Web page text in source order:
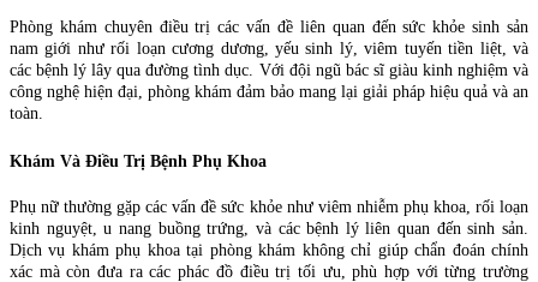
Phòng khám chuyên điều trị các vấn đề liên quan đến sức khỏe sinh sản
nam giới như rối loạn cương dương, yếu sinh lý, viêm tuyến tiền liệt, và
các bệnh lý lây qua đường tình dục. Với đội ngũ bác sĩ giàu kinh nghiệm và
công nghệ hiện đại, phòng khám đảm bảo mang lại giải pháp hiệu quả và an
toàn.
Khám Và Điều Trị Bệnh Phụ Khoa
Phụ nữ thường gặp các vấn đề sức khỏe như viêm nhiễm phụ khoa, rối loạn
kinh nguyệt, u nang buồng trứng, và các bệnh lý liên quan đến sinh sản.
Dịch vụ khám phụ khoa tại phòng khám không chỉ giúp chẩn đoán chính
xác mà còn đưa ra các phác đồ điều trị tối ưu, phù hợp với từng trường